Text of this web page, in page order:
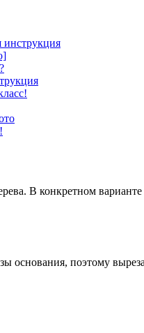
инструкция
В конкретном
основания, поэтому